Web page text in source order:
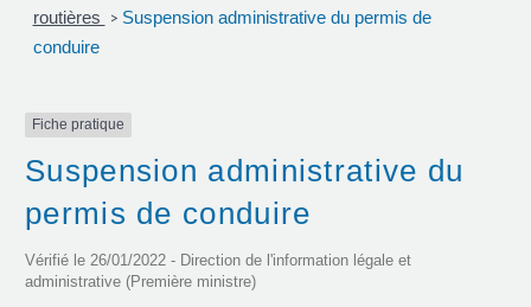
routières
> Suspension administrative du permis de
conduire
Fiche pratique
Suspension administrative du
permis de conduire
Vérifié le 26/01/2022 - Direction de l'information légale et
administrative (Première ministre)